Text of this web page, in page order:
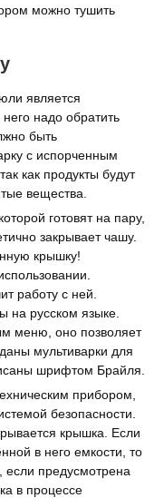
можно тушить
является
надо обратить
быть
с испорченным
как продукты будут
вещества.
готовят на пару,
закрывает чашу.
крышку!
работу с ней.
на русском языке.
меню, оно позволяет
мультиварки для
шрифтом Брайля.
прибором,
безопасности.
крышка. Если
в него емкости, то
если предусмотрена
в процессе